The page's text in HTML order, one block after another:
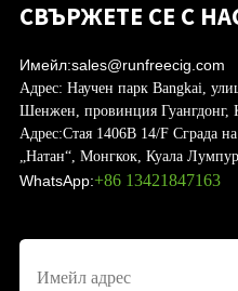
СВЪРЖЕТЕ СЕ С
Имейл:sales@runfreecig.com
Адрес: Научен парк Bangkai,
Шенжен, провинция Гуангдонг,
Адрес:Стая 1406B 14/F Сграда
„Натан“, Монгкок, Куала
WhatsApp:+86 13421847163